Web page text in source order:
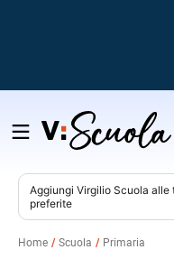
Salta
contenuto
Aggiungi Virgilio Scuola alle
preferite
Home Scuola Primaria